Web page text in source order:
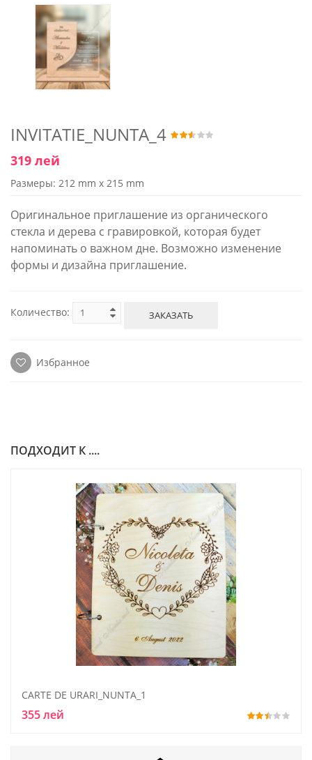
INVITATIE_NUNTA_4
319 лей
Размеры: 212 mm x 215 mm
Оригинальное приглашение из органического
стекла и дерева с гравировкой, которая будет
напоминать о важном дне. Возможно изменение
формы и дизайна приглашение.
Количество: ЗАКАЗАТЬ
Избранное
ПОДХОДИТ К ....
CARTE DE URARI_NUNTA_1
355 лей